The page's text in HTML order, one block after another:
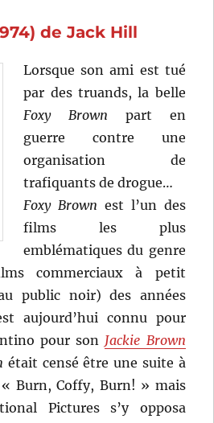
de Jack Hill
Lorsque son ami est tué
par des truands, la belle
Foxy Brown part en
guerre contre une
organisation de
trafiquants de drogue…
Foxy Brown est l’un des
films les plus
emblématiques du genre
commerciaux à petit
public noir) des années
aujourd’hui connu pour
pour son Jackie Brown
était censé être une suite à
Burn, Coffy, Burn! » mais
Pictures s’y opposa